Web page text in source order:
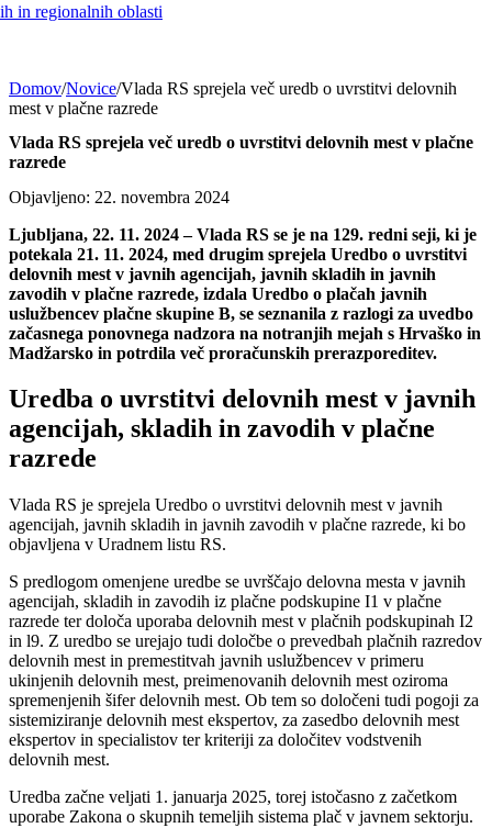
in regionalnih oblasti
Domov/Novice/Vlada RS sprejela več uredb o uvrstitvi delovnih
mest v plačne razrede
Vlada RS sprejela več uredb o uvrstitvi delovnih mest v plačne
razrede
Objavljeno: 22. novembra 2024
Ljubljana, 22. 11. 2024 – Vlada RS se je na 129. redni seji, ki je
potekala 21. 11. 2024, med drugim sprejela Uredbo o uvrstitvi
delovnih mest v javnih agencijah, javnih skladih in javnih
zavodih v plačne razrede, izdala Uredbo o plačah javnih
uslužbencev plačne skupine B, se seznanila z razlogi za uvedbo
začasnega ponovnega nadzora na notranjih mejah s Hrvaško in
Madžarsko in potrdila več proračunskih prerazporeditev.
Uredba o uvrstitvi delovnih mest v javnih
agencijah, skladih in zavodih v plačne
razrede
Vlada RS je sprejela Uredbo o uvrstitvi delovnih mest v javnih
agencijah, javnih skladih in javnih zavodih v plačne razrede, ki bo
objavljena v Uradnem listu RS.
S predlogom omenjene uredbe se uvrščajo delovna mesta v javnih
agencijah, skladih in zavodih iz plačne podskupine I1 v plačne
razrede ter določa uporaba delovnih mest v plačnih podskupinah I2
in l9. Z uredbo se urejajo tudi določbe o prevedbah plačnih razredov
delovnih mest in premestitvah javnih uslužbencev v primeru
ukinjenih delovnih mest, preimenovanih delovnih mest oziroma
spremenjenih šifer delovnih mest. Ob tem so določeni tudi pogoji za
sistemiziranje delovnih mest ekspertov, za zasedbo delovnih mest
ekspertov in specialistov ter kriteriji za določitev vodstvenih
delovnih mest.
Uredba začne veljati 1. januarja 2025, torej istočasno z začetkom
uporabe Zakona o skupnih temeljih sistema plač v javnem sektorju.